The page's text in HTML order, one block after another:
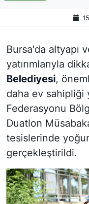
Bursa'da altyapı
yatırımlarıyla
Belediyesi,
daha ev sahipliği
Federasyonu
Duatlon
tesislerinde
gerçekleştirildi.